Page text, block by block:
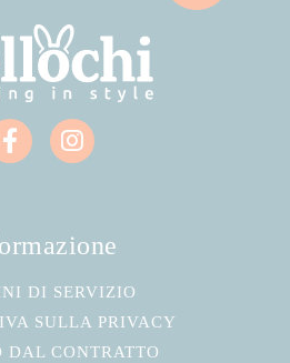
DI SERVIZIO
SULLA PRIVACY
DAL CONTRATTO